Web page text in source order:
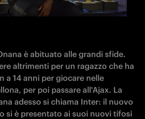
è abituato alle grandi sfide.
altrimenti per un ragazzo che ha
a 14 anni per giocare nelle
per poi passare all'Ajax. La
adesso si chiama Inter: il nuovo
si è presentato ai suoi nuovi tifosi